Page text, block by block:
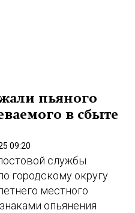
пьяного
в сбыте
09:20
службы
городскому округу
местного
опьянения